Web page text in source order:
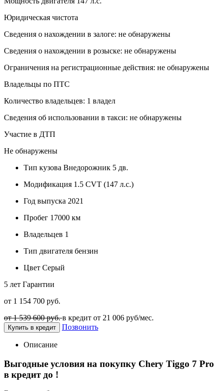
Юридическая чистота
Сведения о нахождении в залоге: не обнаружены
Сведения о нахождении в розыске: не обнаружены
Ограничения на регистрационные действия: не обнаружены
Владельцы по ПТС
Количество владельцев: 1 владел
Сведения об использовании в такси: не обнаружены
Участие в ДТП
Не обнаружены
Тип кузова Внедорожник 5 дв.
Модификация 1.5 CVT (147 л.с.)
Год выпуска 2021
Пробег 17000 км
Владельцев 1
Тип двигателя бензин
Цвет Серый
5 лет Гарантии
от 1 154 700 руб.
от 1 539 600 руб.в кредит от 21 006 руб/мес.
Купить в кредит Позвонить
Описание
Выгодные условия на покупку Chery Tiggo 7 Pro
в кредит до !